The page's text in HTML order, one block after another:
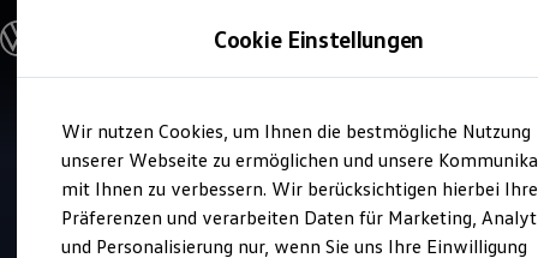
Hauptinhalt
springen
Footer
springen
Modelle und Konfigurator
Modelle vergleichen
Elektroautos
ENERGY Sondermodelle
Nutzfahrzeuge
SUV und CUV
Familienautos
Kombis
Verkauf und Service
Autohaus Graf Hardenberg
Freiburg
Cookie Einstellungen
Wir nutzen Cookies, um Ihnen die bestmögliche Nutzung
unserer Webseite zu ermöglichen und unsere
mit Ihnen zu verbessern. Wir berücksichtigen hierbei Ihre
Präferenzen und verarbeiten Daten für Marketing,
und Personalisierung nur, wenn Sie uns Ihre Einwilligung